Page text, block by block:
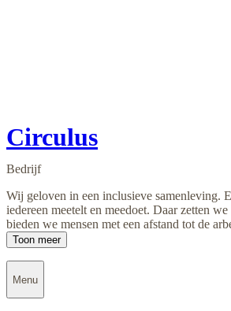
Circulus
Bedrijf
Wij geloven in een inclusieve samenleving.
iedereen meetelt en meedoet. Daar zetten
bieden we mensen met een afstand tot de
Toon meer
Menu